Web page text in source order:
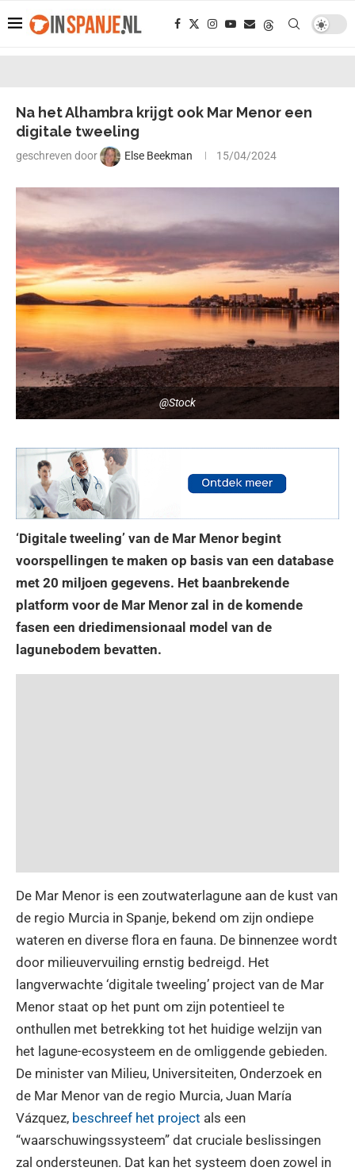
Na het Alhambra krijgt ook Mar Menor een
digitale tweeling
geschreven door Else Beekman 15/04/2024
@Stock
‘Digitale tweeling’ van de Mar Menor begint
voorspellingen te maken op basis van een database
met 20 miljoen gegevens. Het baanbrekende
platform voor de Mar Menor zal in de komende
fasen een driedimensionaal model van de
lagunebodem bevatten.
De Mar Menor is een zoutwaterlagune aan de kust van
de regio Murcia in Spanje, bekend om zijn ondiepe
wateren en diverse flora en fauna. De binnenzee wordt
door milieuvervuiling ernstig bedreigd. Het
langverwachte ‘digitale tweeling’ project van de Mar
Menor staat op het punt om zijn potentieel te
onthullen met betrekking tot het huidige welzijn van
het lagune-ecosysteem en de omliggende gebieden.
De minister van Milieu, Universiteiten, Onderzoek en
de Mar Menor van de regio Murcia, Juan María
Vázquez, beschreef het project als een
“waarschuwingssysteem” dat cruciale beslissingen
zal ondersteunen. Dat kan het systeem doen zowel in